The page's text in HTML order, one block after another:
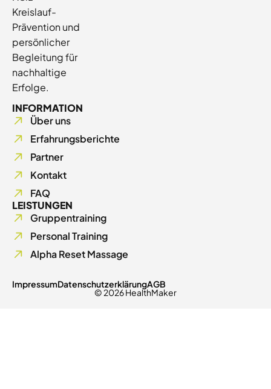
Kreislauf-
Prävention und
persönlicher
Begleitung für
nachhaltige
Erfolge.
INFORMATION
Über uns
Erfahrungsberichte
Partner
Kontakt
FAQ
LEISTUNGEN
Gruppentraining
Personal Training
Alpha Reset Massage
© 2026 HealthMaker
ImpressumDatenschutzerklärungAGB